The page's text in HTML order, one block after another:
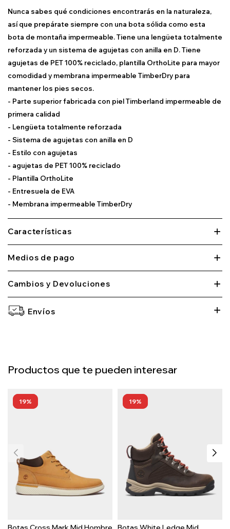
Nunca sabes qué condiciones encontrarás en la naturaleza,
así que prepárate siempre con una bota sólida como esta
bota de montaña impermeable. Tiene una lengüeta totalmente
reforzada y un sistema de agujetas con anilla en D. Tiene
agujetas de PET 100% reciclado, plantilla OrthoLite para mayor
comodidad y membrana impermeable TimberDry para
mantener los pies secos.
- Parte superior fabricada con piel Timberland impermeable de
primera calidad
- Lengüeta totalmente reforzada
- Sistema de agujetas con anilla en D
- Estilo con agujetas
- agujetas de PET 100% reciclado
- Plantilla OrthoLite
- Entresuela de EVA
- Membrana impermeable TimberDry
Características
Medios de pago
Cambios y Devoluciones
Envíos
Productos que te pueden interesar
19 19